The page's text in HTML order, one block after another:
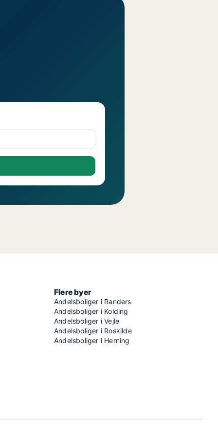
Flere byer
Andelsboliger i Randers
Andelsboliger i Kolding
Andelsboliger i Vejle
Andelsboliger i Roskilde
Andelsboliger i Herning